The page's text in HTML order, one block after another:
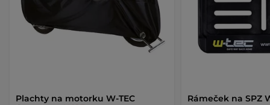
Plachty na motorku W-TEC
Rámeček na SPZ